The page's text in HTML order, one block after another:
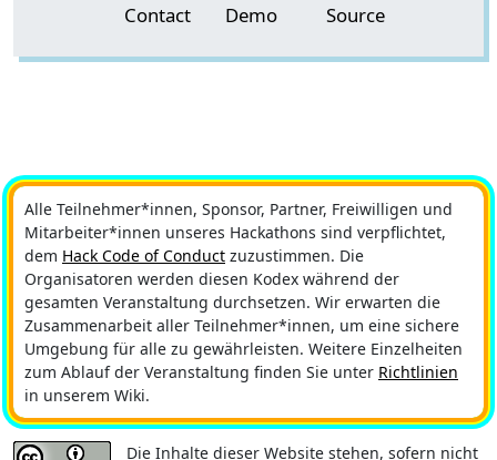
Contact Demo Source
Alle Teilnehmer*innen, Sponsor, Partner, Freiwilligen und
Mitarbeiter*innen unseres Hackathons sind verpflichtet,
dem Hack Code of Conduct zuzustimmen. Die
Organisatoren werden diesen Kodex während der
gesamten Veranstaltung durchsetzen. Wir erwarten die
Zusammenarbeit aller Teilnehmer*innen, um eine sichere
Umgebung für alle zu gewährleisten. Weitere Einzelheiten
zum Ablauf der Veranstaltung finden Sie unter Richtlinien
in unserem Wiki.
Die Inhalte dieser Website stehen, sofern nicht